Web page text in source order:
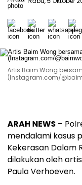
Artis Baim Wong
(Instagram.com/
ARAH NEWS –
mendalami kasus
Kekerasan Dalam
dilakukan oleh
Paula Verhoeven.